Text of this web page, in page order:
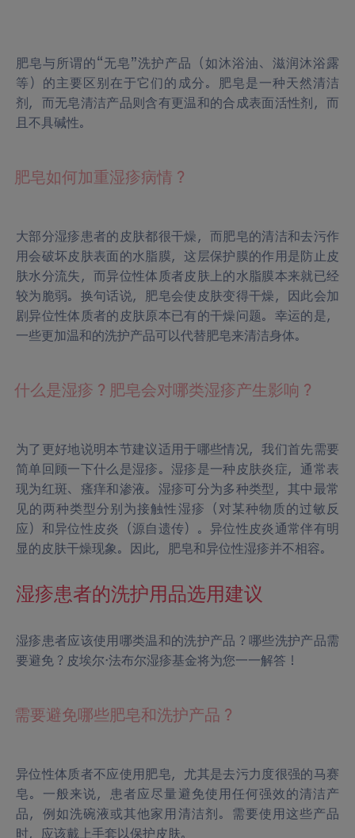
肥皂与所谓的“无皂”洗护产品（如沐浴油、滋润沐浴露
等）的主要区别在于它们的成分。肥皂是一种天然清洁
剂，而无皂清洁产品则含有更温和的合成表面活性剂，而
且不具碱性。
肥皂如何加重湿疹病情？
大部分湿疹患者的皮肤都很干燥，而肥皂的清洁和去污作
用会破坏皮肤表面的水脂膜，这层保护膜的作用是防止皮
肤水分流失，而异位性体质者皮肤上的水脂膜本来就已经
较为脆弱。换句话说，肥皂会使皮肤变得干燥，因此会加
剧异位性体质者的皮肤原本已有的干燥问题。幸运的是，
一些更加温和的洗护产品可以代替肥皂来清洁身体。
什么是湿疹？肥皂会对哪类湿疹产生影响？
为了更好地说明本节建议适用于哪些情况，我们首先需要
简单回顾一下什么是湿疹。湿疹是一种皮肤炎症，通常表
现为红斑、瘙痒和渗液。湿疹可分为多种类型，其中最常
见的两种类型分别为接触性湿疹（对某种物质的过敏反
应）和异位性皮炎（源自遗传）。异位性皮炎通常伴有明
显的皮肤干燥现象。因此，肥皂和异位性湿疹并不相容。
湿疹患者的洗护用品选用建议
湿疹患者应该使用哪类温和的洗护产品？哪些洗护产品需
要避免？皮埃尔·法布尔湿疹基金将为您一一解答！
需要避免哪些肥皂和洗护产品？
异位性体质者不应使用肥皂，尤其是去污力度很强的马赛
皂。一般来说，患者应尽量避免使用任何强效的清洁产
品，例如洗碗液或其他家用清洁剂。需要使用这些产品
时，应该戴上手套以保护皮肤。